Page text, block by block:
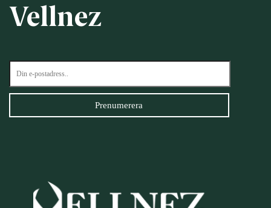
Vellnez